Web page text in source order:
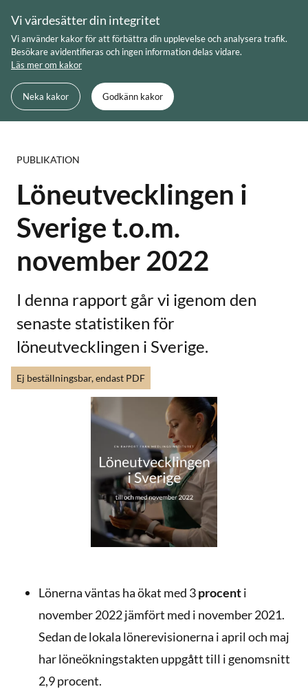
content
Sök Meny
Du är här: Startsida
Löneutvecklingen i Sverige t.o.m. november
2022
PUBLIKATION
Löneutvecklingen i
Sverige t.o.m.
november 2022
I denna rapport går vi igenom den
senaste statistiken för
löneutvecklingen i Sverige.
Ej beställningsbar, endast PDF
Lönerna väntas ha ökat med 3procenti
november 2022 jämfört med i november 2021.
Sedan de lokala lönerevisionerna i april och maj
har löneökningstakten uppgått till i genomsnitt
2,9 procent.
Vi värdesätter din integritet
Vi använder kakor för att förbättra din upplevelse och analysera trafik.
Besökare avidentifieras och ingen information delas vidare.
Läs mer om kakor
Neka kakor Godkänn kakor